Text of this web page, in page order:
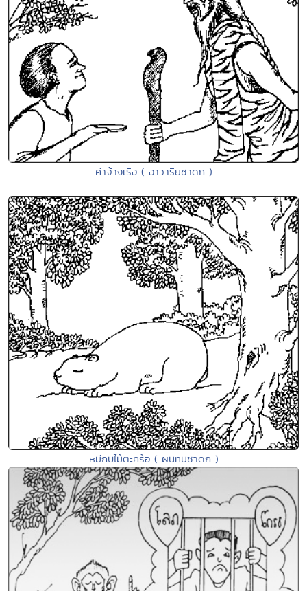
ค่าจ้างเรือ ( อาวาริยชาดก )
หมีกับไม้ตะคร้อ ( ผันทนชาดก )